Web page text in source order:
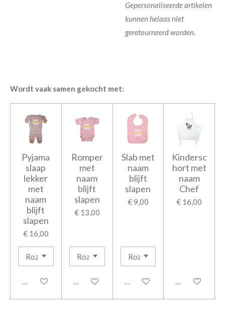
Gepersonaliseerde artikelen
kunnen helaas niet
geretourneerd worden.
Wordt vaak samen gekocht met:
Pyjama
slaap
lekker
met
naam
blijft
slapen
€ 16,00
Bekijk details
Romper
met
naam
blijft
slapen
€ 13,00
Bekijk details
Slab met
naam
blijft
slapen
€ 9,00
Bekijk details
Kindersc
hort met
naam
Chef
€ 16,00
Bekijk details